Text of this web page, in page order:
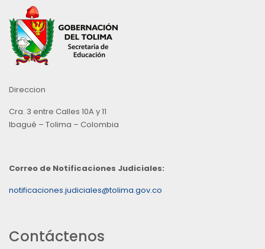
Direccion
Cra. 3 entre Calles 10A y 11
Ibagué – Tolima – Colombia
Correo de Notificaciones Judiciales:
notificaciones.judiciales@tolima.gov.co
Contáctenos